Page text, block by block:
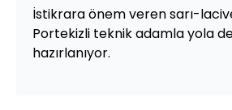
İstikrara önem veren sarı-
Portekizli teknik adamla yola
hazırlanıyor.